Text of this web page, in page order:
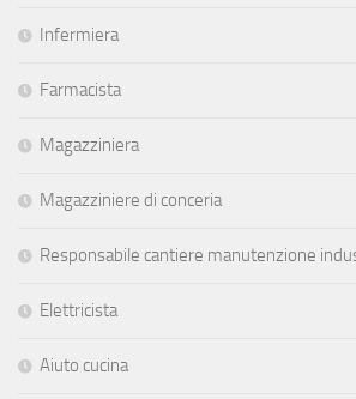
Infermiera
Farmacista
Magazziniera
Magazziniere di conceria
Responsabile cantiere manutenzione
Elettricista
Aiuto cucina